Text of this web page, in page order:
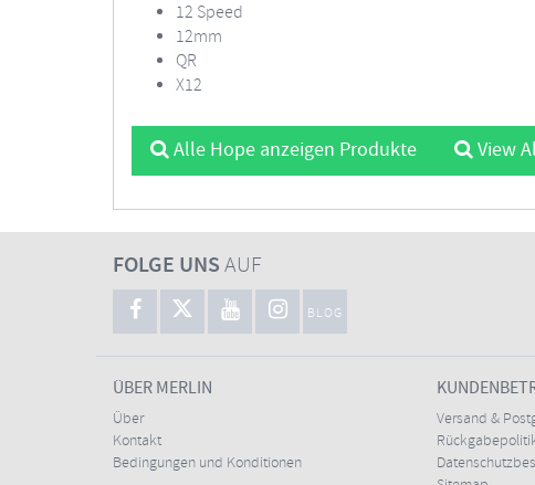
12 Speed
12mm
QR
X12
Alle Hope anzeigen Produkte View
FOLGE UNSAUF
BLOG
ÜBER MERLIN
Über
Kontakt
Bedingungen und Konditionen
Versand &